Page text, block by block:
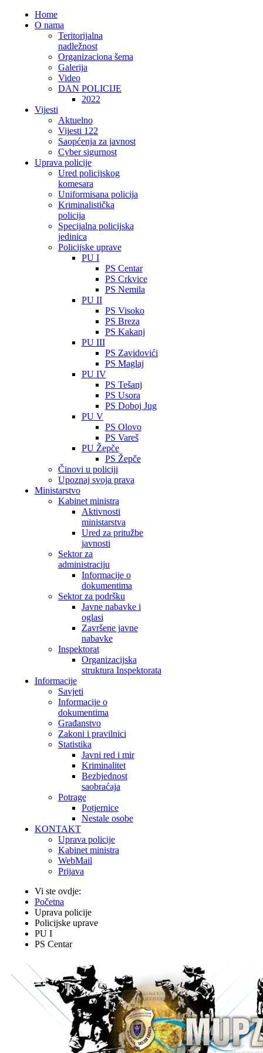
Home
O nama
Teritorijalna
nadležnost
Organizaciona šema
Galerija
Video
DAN POLICIJE
2022
Vijesti
Aktuelno
Vijesti 122
Saopćenja za javnost
Cyber sigurnost
Uprava policije
Ured policijskog
komesara
Uniformisana policija
Kriminalistička
policija
Specijalna policijska
jedinica
Policijske uprave
PU I
PS Centar
PS Crkvice
PS Nemila
PU II
PS Visoko
PS Breza
PS Kakanj
PU III
PS Zavidovići
PS Maglaj
PU IV
PS Tešanj
PS Usora
PS Doboj Jug
PU V
PS Olovo
PS Vareš
PU Žepče
PS Žepče
Činovi u policiji
Upoznaj svoja prava
Ministarstvo
Kabinet ministra
Aktivnosti
ministarstva
Ured za pritužbe
javnosti
Sektor za
administraciju
Informacije o
dokumentima
Sektor za podršku
Javne nabavke i
oglasi
Završene javne
nabavke
Inspektorat
Organizacijska
struktura Inspektorata
Informacije
Savjeti
Informacije o
dokumentima
Građanstvo
Zakoni i pravilnici
Statistika
Javni red i mir
Kriminalitet
Bezbjednost
saobraćaja
Potrage
Potjernice
Nestale osobe
KONTAKT
Uprava policije
Kabinet ministra
WebMail
Prijava
Vi ste ovdje:
Početna
Uprava policije
Policijske uprave
PU I
PS Centar